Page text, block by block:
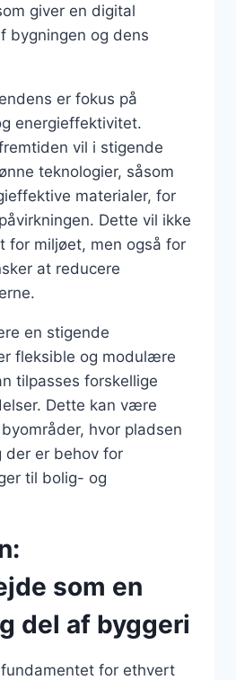
giver en digital
bygningen og dens
er fokus på
energieffektivitet.
vil i stigende
teknologier, såsom
materialer, for
Dette vil ikke
for miljøet, men også for
at reducere
en stigende
fleksible og modulære
tilpasses forskellige
Dette kan være
hvor pladsen
er behov for
til bolig- og
som en
del af byggeri
for ethvert